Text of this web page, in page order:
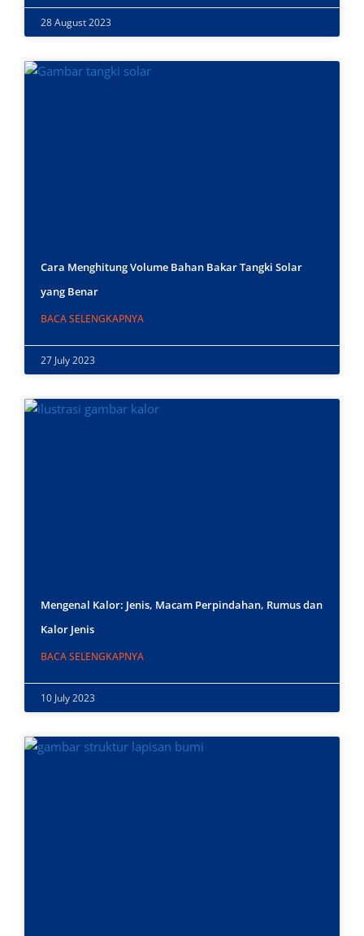
28 August 2023
Cara Menghitung Volume Bahan Bakar Tangki Solar
yang Benar
BACA SELENGKAPNYA
27 July 2023
Mengenal Kalor: Jenis, Macam Perpindahan, Rumus dan
Kalor Jenis
BACA SELENGKAPNYA
10 July 2023